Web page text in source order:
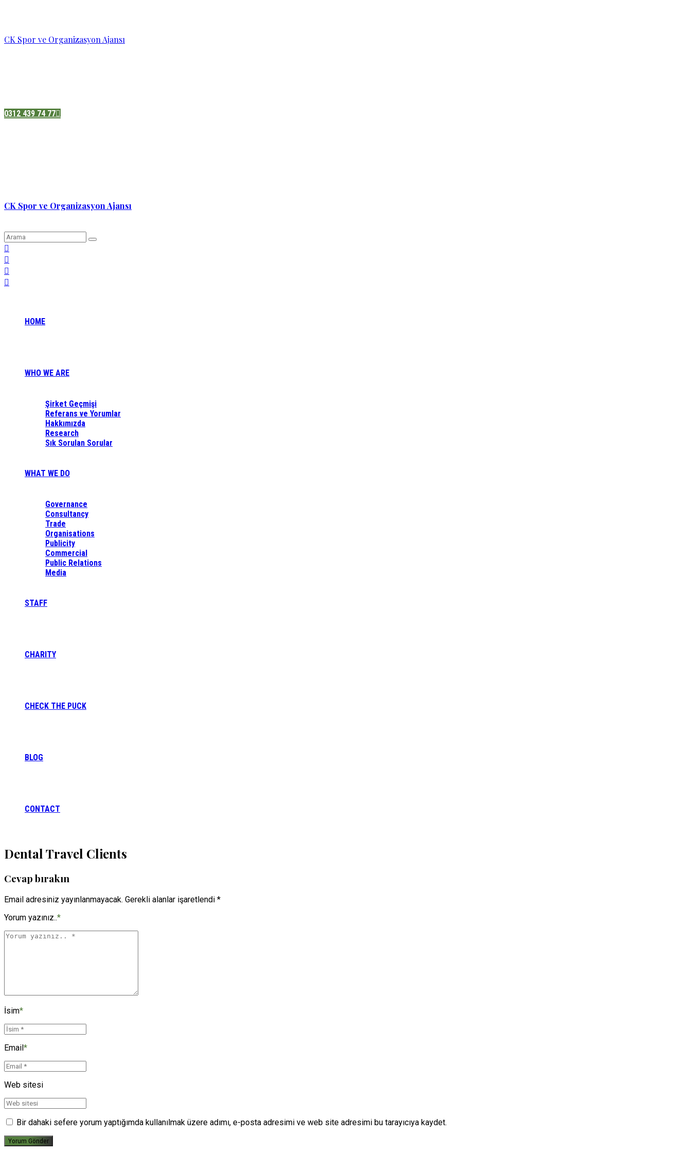
CK Spor ve Organizasyon Ajansı
0312 439 74 77
CK Spor ve Organizasyon Ajansı
HOME
WHO WE ARE
Şirket Geçmişi
Referans ve Yorumlar
Hakkımızda
Research
Sık Sorulan Sorular
WHAT WE DO
Governance
Consultancy
Trade
Organisations
Publicity
Commercial
Public Relations
Media
STAFF
CHARITY
CHECK THE PUCK
BLOG
CONTACT
Dental Travel Clients
Cevap bırakın
Email adresiniz yayınlanmayacak. Gerekli alanlar işaretlendi *
Yorum yazınız..*
İsim*
Email*
Web sitesi
Bir dahaki sefere yorum yaptığımda kullanılmak üzere adımı, e-posta adresimi ve web site adresimi bu tarayıcıya kaydet.
Yorum Gönder